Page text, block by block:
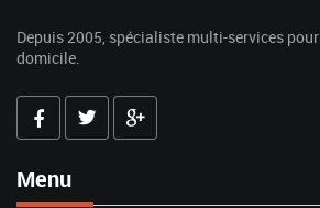
Depuis 2005, spécialiste multi-services
domicile.
Menu